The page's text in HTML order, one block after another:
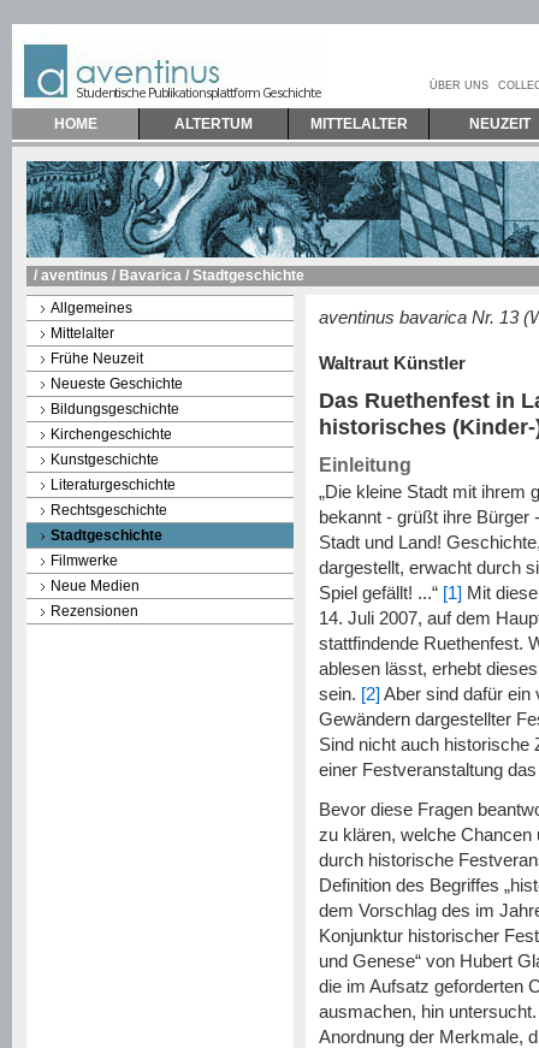
ÜBER UNS
HOME ALTERTUM MITTELALTER NEUZEIT
/ aventinus / Bavarica / Stadtgeschichte
Allgemeines
Mittelalter
Frühe Neuzeit
Neueste Geschichte
Bildungsgeschichte
Kirchengeschichte
Kunstgeschichte
Literaturgeschichte
Rechtsgeschichte
Stadtgeschichte
Filmwerke
Neue Medien
Rezensionen
aventinus bavarica Nr. 13
Waltraut Künstler
Das Ruethenfest in
historisches
Einleitung
„Die kleine Stadt mit ihrem
bekannt - grüßt ihre Bürger
Stadt und Land!
dargestellt, erwacht durch
Spiel gefällt! ...“ [1] Mit
14. Juli 2007, auf dem
stattfindende Ruethenfest.
ablesen lässt, erhebt
sein. [2] Aber sind dafür ein
Gewändern dargestellter
Sind nicht auch historische
einer Festveranstaltung
Bevor diese Fragen
zu klären, welche
durch historische
Definition des Begriffes
dem Vorschlag des im
Konjunktur historischer
und Genese“ von Hubert
die im Aufsatz geforderten
ausmachen, hin
Anordnung der Merkmale,